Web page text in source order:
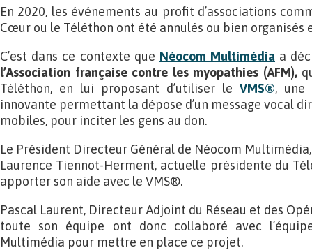
En 2020, les événements au profit d’associations
Cœur ou le Téléthon ont été annulés ou bien organisés
C’est dans ce contexte que Néocom Multimédia a
l’Association française contre les myopathies (AFM),
Téléthon, en lui proposant d’utiliser le VMS®, une
innovante permettant la dépose d’un message vocal
mobiles, pour inciter les gens au don.
Le Président Directeur Général de Néocom
Laurence Tiennot-Herment, actuelle présidente du
apporter son aide avec le VMS®.
Pascal Laurent, Directeur Adjoint du Réseau et des
toute son équipe ont donc collaboré avec
Multimédia pour mettre en place ce projet.